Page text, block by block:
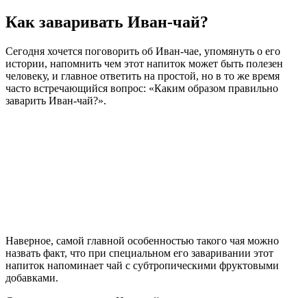
Как заваривать Иван-чай?
Сегодня хочется поговорить об Иван-чае, упомянуть о его
истории, напомнить чем этот напиток может быть полезен
человеку, и главное ответить на простой, но в то же время
часто встречающийся вопрос: «Каким образом правильно
заварить Иван-чай?».
Наверное, самой главной особенностью такого чая можно
назвать факт, что при специальном его заваривании этот
напиток напоминает чай с субтропическими фруктовыми
добавками.